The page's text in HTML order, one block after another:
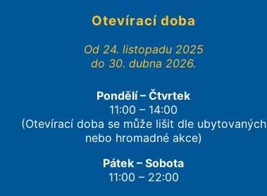
Otevírací doba
Od 24. listopadu 2025
do 30. dubna 2026.
Pondělí – Čtvrtek
11:00 – 14:00
(Otevírací doba se může lišit dle ubytovaných
nebo hromadné akce)
Pátek – Sobota
11:00 – 22:00